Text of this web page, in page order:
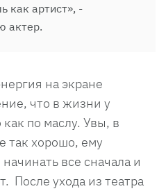
как артист», -
актер.
на экране
что в жизни у
как по маслу. Увы, в
так хорошо, ему
все сначала и
После ухода из театра